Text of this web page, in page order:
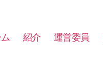
紹介 運営委員